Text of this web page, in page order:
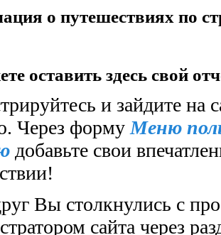
о путешествиях по
оставить здесь свой
и зайдите на
Через форму Меню
добавьте свои
Вы столкнулись с
сайта через